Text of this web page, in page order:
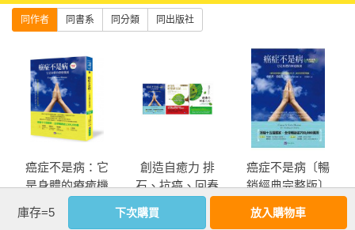
其他代表性著作包括：《神奇的肝膽排石法》、《癌症不是
病》、《神奇的陽光療癒力》、《神奇的心寬體瘦法》、《一
切都是最好的安排》、《傾聽心語，夢想成真》、《重生時
刻》等。
安德烈．莫瑞茲光之信託基金（Andreas Moritz Light Trust）是
一個非營利性的基金會，成立於2013年，旨在紀念安德烈．莫
目標是為世界各地失親的兒童提供有意義、急需的援助，包括
營養食品、健康安全的生活條件、全人教育、心理照護和精神
支持。
同作者 同書系 同分類 同出版社
癌症不是病：它
是身體的療癒機
制〔暢銷經典完
整版〕，授權17
創造自癒力 排
石、抗癌、回春
套書(共3本)：癌
症不是病+神奇的
癌症不是病〔暢
銷經典完整版〕
庫存=5 下次購買 放入購物車